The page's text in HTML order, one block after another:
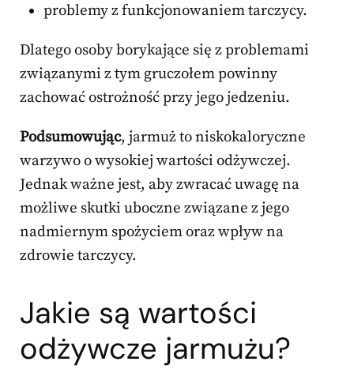
problemy z funkcjonowaniem tarczycy.
Dlatego osoby borykające się z problemami
związanymi z tym gruczołem powinny
zachować ostrożność przy jego jedzeniu.
Podsumowując, jarmuż to niskokaloryczne
warzywo o wysokiej wartości odżywczej.
Jednak ważne jest, aby zwracać uwagę na
możliwe skutki uboczne związane z jego
nadmiernym spożyciem oraz wpływ na
zdrowie tarczycy.
Jakie są wartości
odżywcze jarmużu?